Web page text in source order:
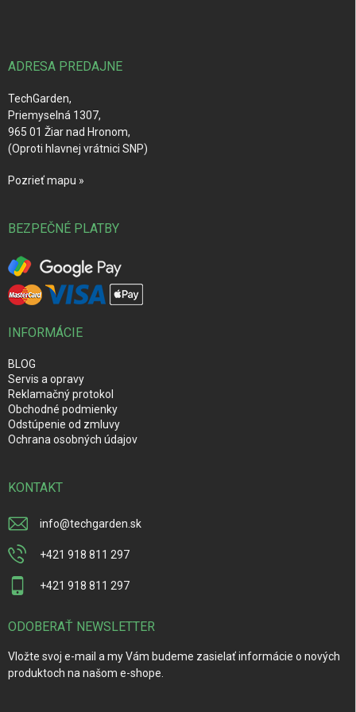
ADRESA PREDAJNE
TechGarden,
Priemyselná 1307,
965 01 Žiar nad Hronom,
(Oproti hlavnej vrátnici SNP)
Pozrieť mapu »
BEZPEČNÉ PLATBY
INFORMÁCIE
BLOG
Servis a opravy
Reklamačný protokol
Obchodné podmienky
Odstúpenie od zmluvy
Ochrana osobných údajov
KONTAKT
info@techgarden.sk
+421 918 811 297
+421 918 811 297
ODOBERAŤ NEWSLETTER
Vložte svoj e-mail a my Vám budeme zasielať informácie o nových
produktoch na našom e-shope.